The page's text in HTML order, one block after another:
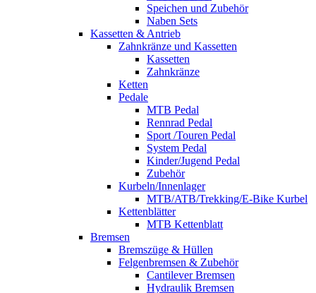
Speichen und Zubehör
Naben Sets
Kassetten & Antrieb
Zahnkränze und Kassetten
Kassetten
Zahnkränze
Ketten
Pedale
MTB Pedal
Rennrad Pedal
Sport /Touren Pedal
System Pedal
Kinder/Jugend Pedal
Zubehör
Kurbeln/Innenlager
MTB/ATB/Trekking/E-Bike Kurbel
Kettenblätter
MTB Kettenblatt
Bremsen
Bremszüge & Hüllen
Felgenbremsen & Zubehör
Cantilever Bremsen
Hydraulik Bremsen